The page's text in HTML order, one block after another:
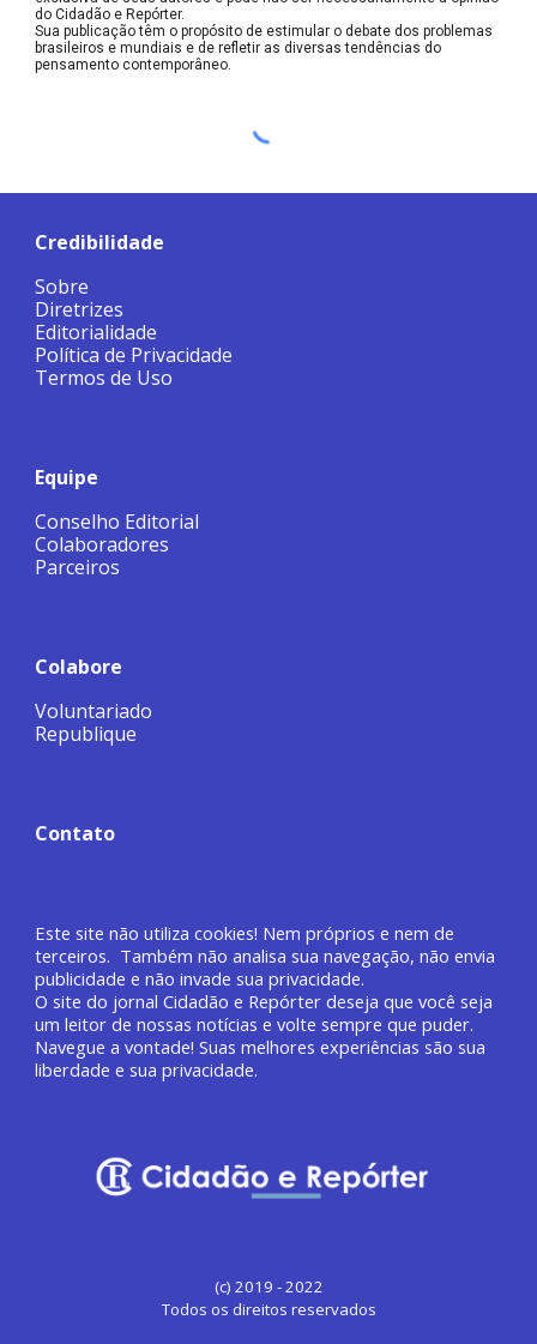
do Cidadão e Repórter.
Sua publicação têm o propósito de estimular o debate dos problemas
brasileiros e mundiais e de refletir as diversas tendências do
pensamento contemporâneo.
Credibilidade
Sobre
Diretrizes
Editorialidade
Política de Privacidade
Termos de Uso
Equipe
Conselho Editorial
Colaboradores
Parceiros
Colabore
Voluntariado
Republique
Contato
Este site não utiliza cookies! Nem próprios e nem de
terceiros. Também não analisa sua navegação, não envia
publicidade e não invade sua privacidade.
O site do jornalCidadão e Repórter deseja que você seja
um leitor de nossas notícias e volte sempre que puder.
Navegue a vontade! Suas melhores experiências são sua
liberdade e sua privacidade.
(c) 2019 - 2022
Todos os direitos reservados